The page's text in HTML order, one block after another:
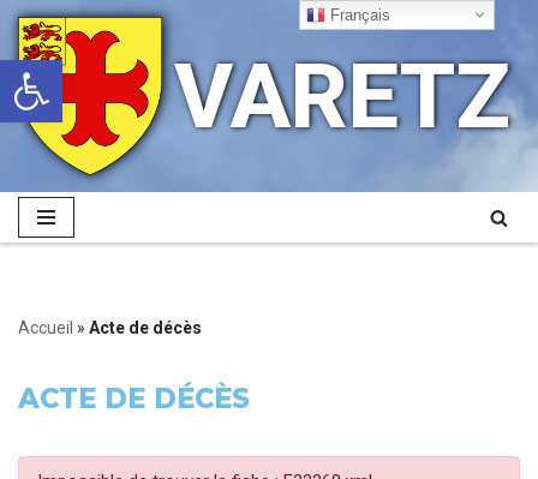
Ouvrir la barre d’outils
Aller
au
contenu
VARETZ
Accueil » Acte de décès
ACTE DE DÉCÈS
Français